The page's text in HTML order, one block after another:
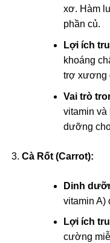
xơ. Hàm
phần củ.
Lợi ích
khoáng
trợ xương
Vai trò
vitamin và
dưỡng
Cà Rốt (Carrot):
Dinh
vitamin A)
Lợi ích
cường